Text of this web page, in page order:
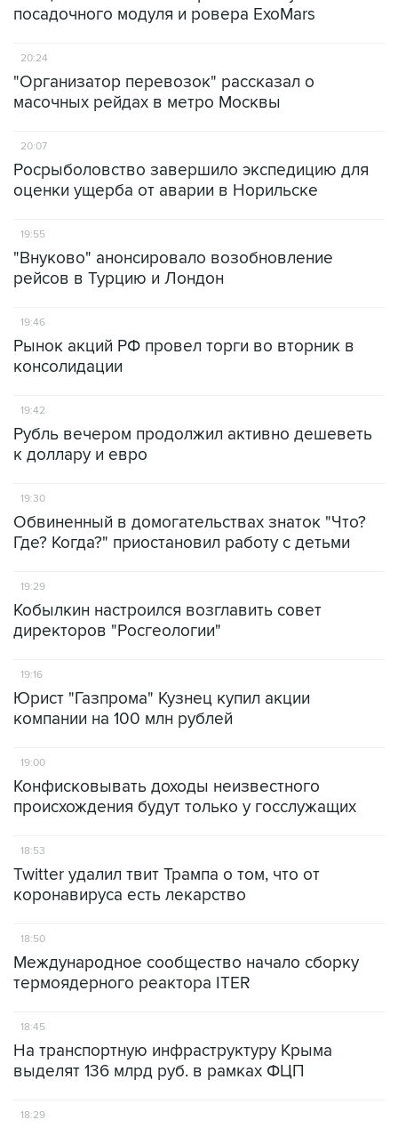
посадочного модуля и ровера ExoMars
20:24
"Организатор перевозок" рассказал о
масочных рейдах в метро Москвы
20:07
Росрыболовство завершило экспедицию для
оценки ущерба от аварии в Норильске
19:55
"Внуково" анонсировало возобновление
рейсов в Турцию и Лондон
19:46
Рынок акций РФ провел торги во вторник в
консолидации
19:42
Рубль вечером продолжил активно дешеветь
к доллару и евро
19:30
Обвиненный в домогательствах знаток "Что?
Где? Когда?" приостановил работу с детьми
19:29
Кобылкин настроился возглавить совет
директоров "Росгеологии"
19:16
Юрист "Газпрома" Кузнец купил акции
компании на 100 млн рублей
19:00
Конфисковывать доходы неизвестного
происхождения будут только у госслужащих
18:53
Twitter удалил твит Трампа о том, что от
коронавируса есть лекарство
18:50
Международное сообщество начало сборку
термоядерного реактора ITER
18:45
На транспортную инфраструктуру Крыма
выделят 136 млрд руб. в рамках ФЦП
18:29